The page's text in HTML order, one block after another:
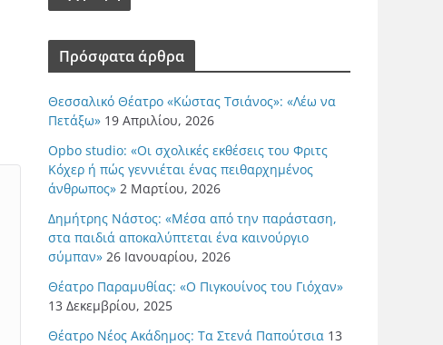
Πρόσφατα άρθρα
Θεσσαλικό Θέατρο «Κώστας Τσιάνος»: «Λέω να
Πετάξω» 19 Απριλίου, 2026
Opbo studio: «Οι σχολικές εκθέσεις του Φριτς
Κόχερ ή πώς γεννιέται ένας πειθαρχημένος
άνθρωπος» 2 Μαρτίου, 2026
Δημήτρης Νάστος: «Μέσα από την παράσταση,
στα παιδιά αποκαλύπτεται ένα καινούργιο
σύμπαν» 26 Ιανουαρίου, 2026
Θέατρο Παραμυθίας: «Ο Πιγκουίνος του Γιόχαν»
13 Δεκεμβρίου, 2025
Θέατρο Νέος Ακάδημος: Τα Στενά Παπούτσια 13